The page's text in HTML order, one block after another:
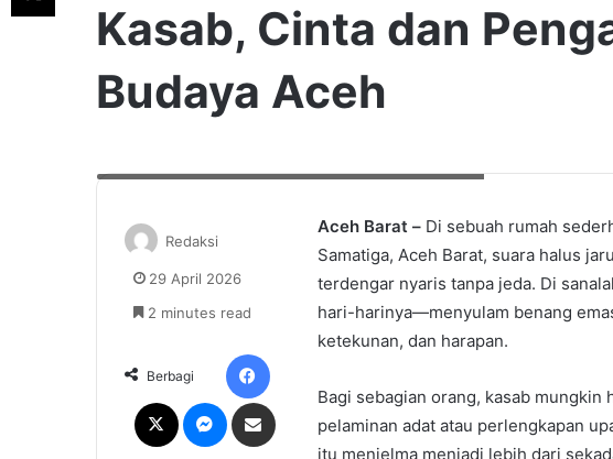
Kasab, Cinta dan
Budaya Aceh
Aceh Barat – Di sebuah rumah
Samatiga, Aceh Barat, suara halus
terdengar nyaris tanpa jeda. Di
hari-harinya—menyulam benang
ketekunan, dan harapan.
Bagi sebagian orang, kasab mungkin
pelaminan adat atau perlengkapan
itu menjelma menjadi lebih dari
Redaksi
29 April 2026
2 minutes read
Berbagi
Facebook
Messenger